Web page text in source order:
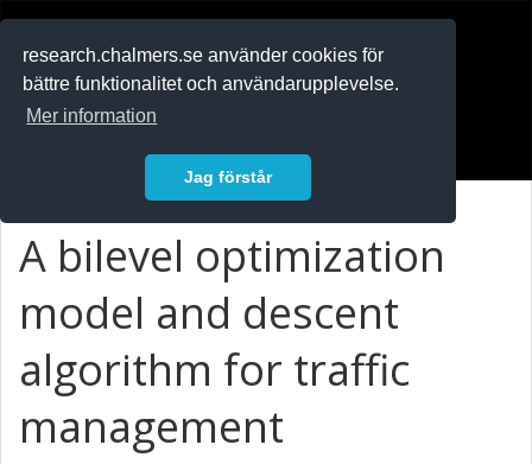
research.chalmers.se använder cookies för
bättre funktionalitet och användarupplevelse.
Mer information
Jag förstår
A bilevel optimization
model and descent
algorithm for traffic
management